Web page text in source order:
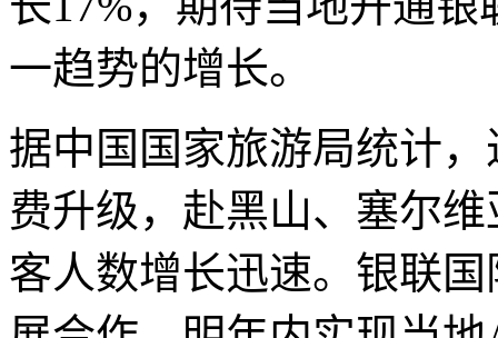
一趋势的增长。
据中国国家旅游局统计
费升级，赴黑山、塞尔
客人数增长迅速。银联